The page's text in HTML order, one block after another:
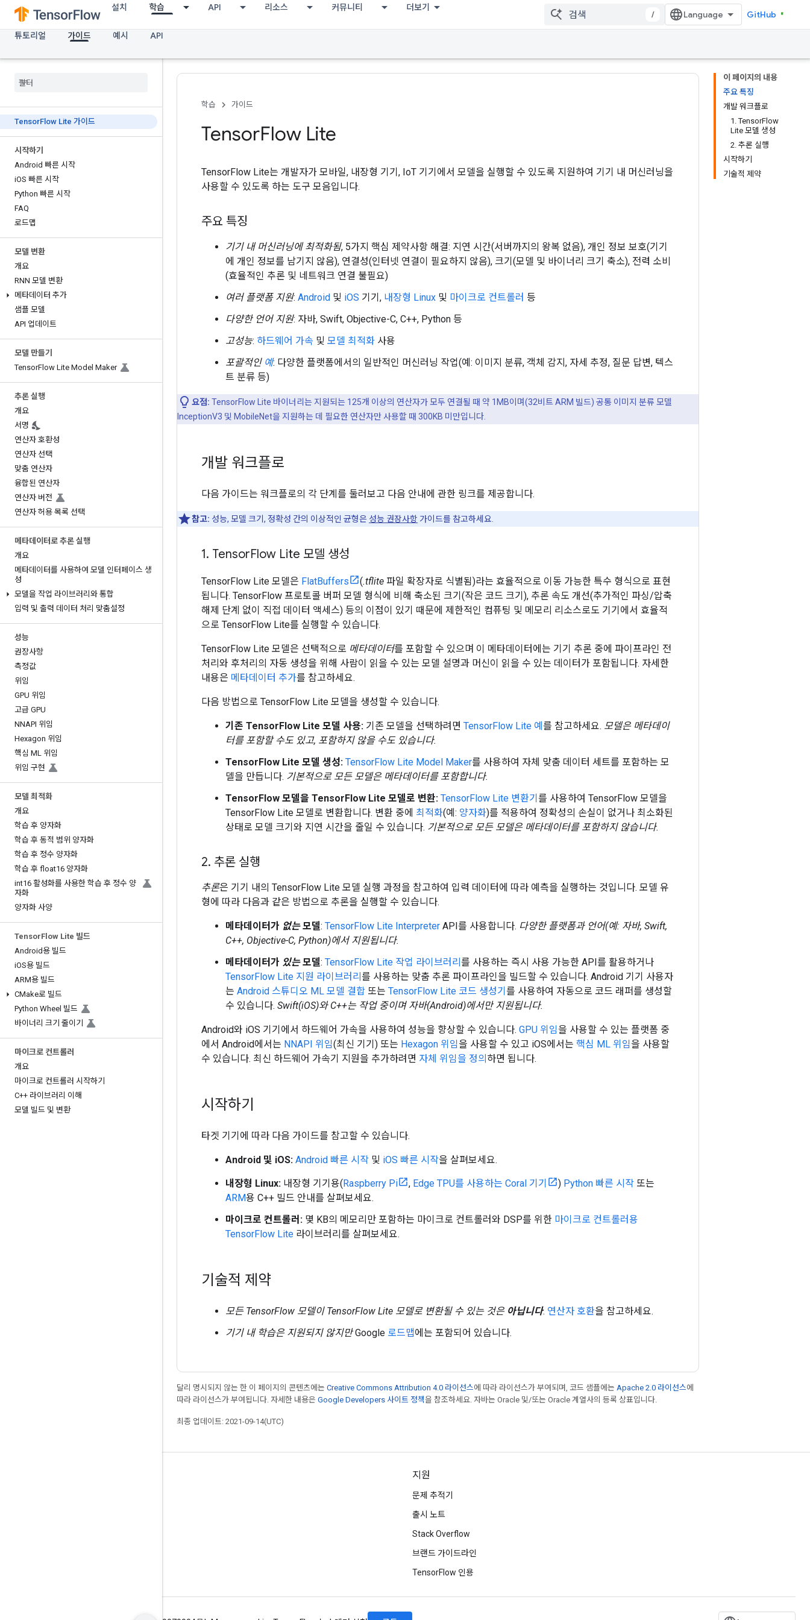
설치 학습 API 리소스 커뮤니티 더보기
/
GitHub
튜토리얼
가이드 예시 API
TensorFlow Lite 가이드
시작하기
Android 빠른 시작
iOS 빠른 시작
Python 빠른 시작
FAQ
로드맵
모델 변환
개요
RNN 모델 변환
메타데이터 추가
샘플 모델
API 업데이트
모델 만들기
TensorFlow Lite Model Maker
추론 실행
개요
서명
연산자 호환성
연산자 선택
맞춤 연산자
융합된 연산자
연산자 버전
연산자 허용 목록 선택
메타데이터로 추론 실행
개요
메타데이터를 사용하여 모델 인터페이스 생
성
모델을 작업 라이브러리와 통합
입력 및 출력 데이터 처리 맞춤설정
성능
권장사항
측정값
위임
GPU 위임
고급 GPU
NNAPI 위임
Hexagon 위임
핵심 ML 위임
위임 구현
모델 최적화
개요
학습 후 양자화
학습 후 동적 범위 양자화
학습 후 정수 양자화
학습 후 float16 양자화
int16 활성화를 사용한 학습 후 정수 양
자화
양자화 사양
TensorFlow Lite 빌드
Android용 빌드
iOS용 빌드
ARM용 빌드
CMake로 빌드
Python Wheel 빌드
바이너리 크기 줄이기
마이크로 컨트롤러
개요
마이크로 컨트롤러 시작하기
C++ 라이브러리 이해
모델 빌드 및 변환
이 페이지의 내용
주요 특징
개발 워크플로
1. TensorFlow
Lite 모델 생성
2. 추론 실행
시작하기
기술적 제약
학습 가이드
TensorFlow Lite
TensorFlow Lite는 개발자가 모바일, 내장형 기기, IoT 기기에서 모델을 실행할 수 있도록 지원하여 기기 내 머신러닝을
사용할 수 있도록 하는 도구 모음입니다.
주요 특징
기기 내 머신러닝에 최적화됨, 5가지 핵심 제약사항 해결: 지연 시간(서버까지의 왕복 없음), 개인 정보 보호(기기
에 개인 정보를 남기지 않음), 연결성(인터넷 연결이 필요하지 않음), 크기(모델 및 바이너리 크기 축소), 전력 소비
(효율적인 추론 및 네트워크 연결 불필요)
여러 플랫폼 지원: Android 및 iOS 기기, 내장형 Linux 및 마이크로 컨트롤러 등
다양한 언어 지원: 자바, Swift, Objective-C, C++, Python 등
고성능: 하드웨어 가속 및 모델 최적화 사용
포괄적인 예: 다양한 플랫폼에서의 일반적인 머신러닝 작업(예: 이미지 분류, 객체 감지, 자세 추정, 질문 답변, 텍스
트 분류 등)
요점: TensorFlow Lite 바이너리는 지원되는 125개 이상의 연산자가 모두 연결될 때 약 1MB이며(32비트 ARM 빌드) 공통 이미지 분류 모델
InceptionV3 및 MobileNet을 지원하는 데 필요한 연산자만 사용할 때 300KB 미만입니다.
개발 워크플로
다음 가이드는 워크플로의 각 단계를 둘러보고 다음 안내에 관한 링크를 제공합니다.
참고: 성능, 모델 크기, 정확성 간의 이상적인 균형은 성능 권장사항 가이드를 참고하세요.
1. TensorFlow Lite 모델 생성
TensorFlow Lite 모델은 FlatBuffers (.tflite 파일 확장자로 식별됨)라는 효율적으로 이동 가능한 특수 형식으로 표현
됩니다. TensorFlow 프로토콜 버퍼 모델 형식에 비해 축소된 크기(작은 코드 크기), 추론 속도 개선(추가적인 파싱/압축
해제 단계 없이 직접 데이터 액세스) 등의 이점이 있기 때문에 제한적인 컴퓨팅 및 메모리 리소스로도 기기에서 효율적
으로 TensorFlow Lite를 실행할 수 있습니다.
TensorFlow Lite 모델은 선택적으로 메타데이터를 포함할 수 있으며 이 메타데이터에는 기기 추론 중에 파이프라인 전
처리와 후처리의 자동 생성을 위해 사람이 읽을 수 있는 모델 설명과 머신이 읽을 수 있는 데이터가 포함됩니다. 자세한
내용은 메타데이터 추가를 참고하세요.
다음 방법으로 TensorFlow Lite 모델을 생성할 수 있습니다.
기존 TensorFlow Lite 모델 사용: 기존 모델을 선택하려면 TensorFlow Lite 예 를 참고하세요. 모델은 메타데이
터를 포함할 수도 있고, 포함하지 않을 수도 있습니다.
TensorFlow Lite 모델 생성: TensorFlow Lite Model Maker를 사용하여 자체 맞춤 데이터 세트를 포함하는 모
델을 만듭니다. 기본적으로 모든 모델은 메타데이터를 포함합니다.
TensorFlow 모델을 TensorFlow Lite 모델로 변환: TensorFlow Lite 변환기 를 사용하여 TensorFlow 모델을
TensorFlow Lite 모델로 변환합니다. 변환 중에 최적화(예: 양자화)를 적용하여 정확성의 손실이 없거나 최소화된
상태로 모델 크기와 지연 시간을 줄일 수 있습니다. 기본적으로 모든 모델은 메타데이터를 포함하지 않습니다.
2. 추론 실행
추론은 기기 내의 TensorFlow Lite 모델 실행 과정을 참고하여 입력 데이터에 따라 예측을 실행하는 것입니다. 모델 유
형에 따라 다음과 같은 방법으로 추론을 실행할 수 있습니다.
메타데이터가 없는모델: TensorFlow Lite Interpreter API를 사용합니다. 다양한 플랫폼과 언어(예: 자바, Swift,
C++, Objective-C, Python)에서 지원됩니다.
메타데이터가 있는모델: TensorFlow Lite 작업 라이브러리 를 사용하는 즉시 사용 가능한 API를 활용하거나
TensorFlow Lite 지원 라이브러리 를 사용하는 맞춤 추론 파이프라인을 빌드할 수 있습니다. Android 기기 사용자
는 Android 스튜디오 ML 모델 결합 또는 TensorFlow Lite 코드 생성기 를 사용하여 자동으로 코드 래퍼를 생성할
수 있습니다. Swift(iOS)와 C++는 작업 중이며 자바(Android)에서만 지원됩니다.
Android와 iOS 기기에서 하드웨어 가속을 사용하여 성능을 향상할 수 있습니다. GPU 위임을 사용할 수 있는 플랫폼 중
에서 Android에서는 NNAPI 위임(최신 기기) 또는 Hexagon 위임을 사용할 수 있고 iOS에서는 핵심 ML 위임을 사용할
수 있습니다. 최신 하드웨어 가속기 지원을 추가하려면 자체 위임을 정의 하면 됩니다.
시작하기
타겟 기기에 따라 다음 가이드를 참고할 수 있습니다.
Android 및 iOS: Android 빠른 시작 및 iOS 빠른 시작을 살펴보세요.
내장형 Linux: 내장형 기기용(Raspberry Pi , Edge TPU를 사용하는 Coral 기기 ) Python 빠른 시작 또는
ARM용 C++ 빌드 안내를 살펴보세요.
마이크로 컨트롤러: 몇 KB의 메모리만 포함하는 마이크로 컨트롤러와 DSP를 위한 마이크로 컨트롤러용
TensorFlow Lite 라이브러리를 살펴보세요.
기술적 제약
모든 TensorFlow 모델이 TensorFlow Lite 모델로 변환될 수 있는 것은 아닙니다. 연산자 호환을 참고하세요.
기기 내 학습은 지원되지 않지만Google 로드맵에는 포함되어 있습니다.
달리 명시되지 않는 한 이 페이지의 콘텐츠에는 Creative Commons Attribution 4.0 라이선스에 따라 라이선스가 부여되며, 코드 샘플에는 Apache 2.0 라이선스에
따라 라이선스가 부여됩니다. 자세한 내용은 Google Developers 사이트 정책을 참조하세요. 자바는 Oracle 및/또는 Oracle 계열사의 등록 상표입니다.
최종 업데이트: 2021-09-14(UTC)
지원
문제 추적기
출시 노트
Stack Overflow
브랜드 가이드라인
TensorFlow 인용